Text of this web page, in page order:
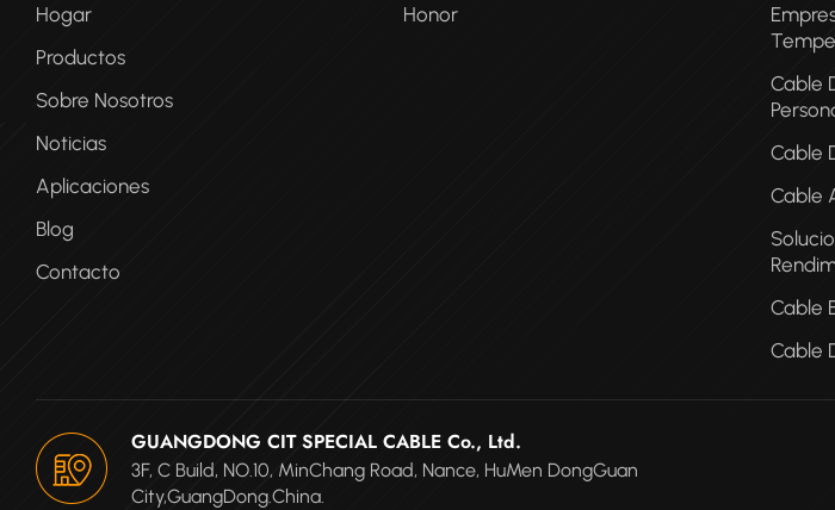
Hogar
Productos
Sobre Nosotros
Noticias
Aplicaciones
Blog
Contacto
Honor
Cable
Cable
Cable
Cable
Cable
GUANGDONG CIT SPECIAL CABLE Co., Ltd.
3F, C Build, NO.10, MinChang Road, Nance, HuMen DongGuan
City,GuangDong.China.